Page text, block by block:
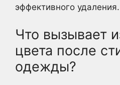
эффективного удаления.
Что вызывает
цвета после
одежды?